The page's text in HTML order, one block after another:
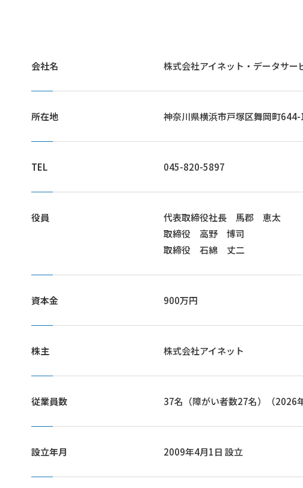
会社名 株式会社アイネット・データサー
所在地 神奈川県横浜市戸塚区舞岡町644-
TEL 045-820-5897
役員
代表取締役社長 馬郡 恵太
取締役 高野 博司
取締役 石綿 丈二
資本金 900万円
株主 株式会社アイネット
従業員数 37名（障がい者数27名）（2026
設立年月 2009年4月1日 設立